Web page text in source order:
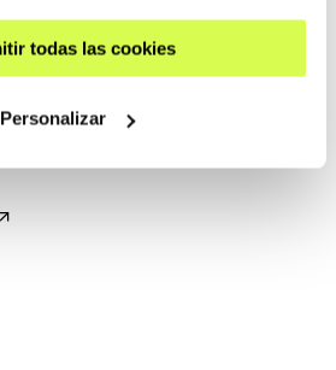
todas las cookies
Personalizar